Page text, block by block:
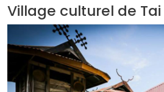
Village culturel de